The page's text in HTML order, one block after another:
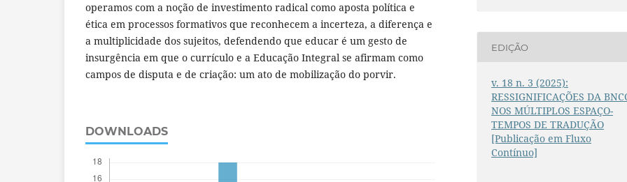
operamos com a noção de investimento radical como aposta política e
ética em processos formativos que reconhecem a incerteza, a diferença e
a multiplicidade dos sujeitos, defendendo que educar é um gesto de
insurgência em que o currículo e a Educação Integral se afirmam como
campos de disputa e de criação: um ato de mobilização do porvir.
DOWNLOADS
EDIÇÃO
v. 18 n. 3 (2025):
RESSIGNIFICAÇÕES DA
NOS MÚLTIPLOS ESPAÇO-
TEMPOS DE TRADUÇÃO
[Publicação em Fluxo
Contínuo]